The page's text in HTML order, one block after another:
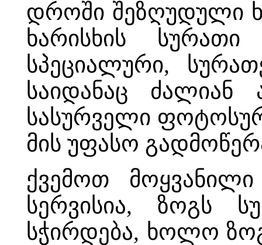
დროში შეზღუდული
ხარისხის
სპეციალური,
საიდანაც
სასურველი
მის უფასო
ქვემოთ
სერვისია, ზოგს
სჭირდება, ხოლო